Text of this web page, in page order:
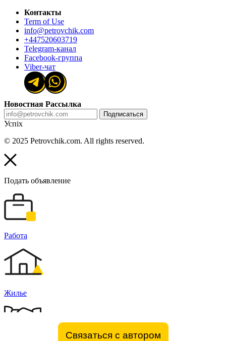
Связаться с автором
Контакты
Term of Use
info@petrovchik.com
+447520603719
Telegram-канал
Facebook-группа
Viber-чат
Новостная Рассылка
Подписаться
Успіх
© 2025 Petrovchik.com. All rights reserved.
Подать объявление
Работа
Жилье